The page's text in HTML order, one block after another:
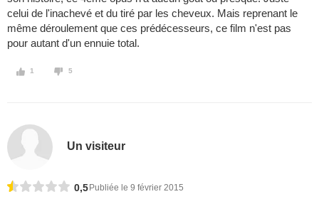
celui de l'inachevé et du tiré par les cheveux. Mais reprenant le
même déroulement que ces prédécesseurs, ce film n'est pas
pour autant d'un ennuie total.
1 5
Un visiteur
0,5 Publiée le 9 février 2015